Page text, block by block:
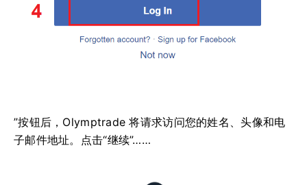
”按钮后，Olymptrade 将请求访问您的姓名、头像和电
子邮件地址。点击“继续”……